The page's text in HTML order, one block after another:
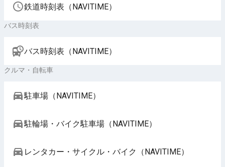
鉄道時刻表（NAVITIME）
バス時刻表
バス時刻表（NAVITIME）
クルマ・自転車
駐車場（NAVITIME）
駐輪場・バイク駐車場（NAVITIME）
レンタカー・サイクル・バイク（NAVITIME）